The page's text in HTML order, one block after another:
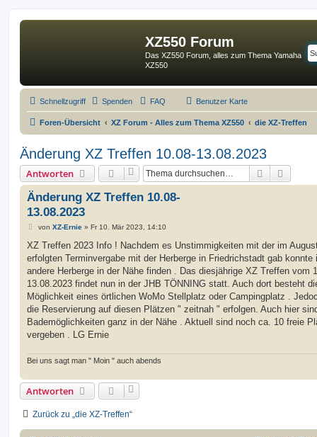
XZ550 Forum
Das XZ550 Forum, alles zum Thema Yamaha
XZ550
Schnellzugriff Spenden FAQ Benutzer Karte
Foren-Übersicht XZ Forum - Alles zum Thema XZ550 die XZ-Treffen
Änderung XZ Treffen 10.08-13.08.2023
Antworten Suche
Änderung XZ Treffen 10.08-
13.08.2023
B
i
r
a
von XZ-Ernie» Fr 10. Mär 2023, 14:10
XZ Treffen 2023 Info ! Nachdem es Unstimmigkeiten mit der im
erfolgten Terminvergabe mit der Herberge in Friedrichstadt gab konnte
andere Herberge in der Nähe finden . Das diesjährige XZ Treffen vom
13.08.2023 findet nun in der JHB TÖNNING statt. Auch dort besteht
Möglichkeit eines örtlichen WoMo Stellplatz oder Campingplatz .
die Reservierung auf diesen Plätzen " zeitnah " erfolgen. Auch hier
Bademöglichkeiten ganz in der Nähe . Aktuell sind noch ca. 10 freie
vergeben . LG Ernie
Bei uns sagt man " Moin " auch abends
Antworten
Zurück zu „die XZ-Treffen“